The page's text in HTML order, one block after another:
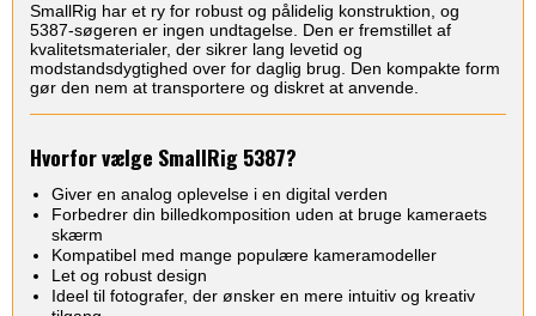
SmallRig har et ry for robust og pålidelig konstruktion, og
5387-søgeren er ingen undtagelse. Den er fremstillet af
kvalitetsmaterialer, der sikrer lang levetid og
modstandsdygtighed over for daglig brug. Den kompakte form
gør den nem at transportere og diskret at anvende.
Hvorfor vælge SmallRig 5387?
Giver en analog oplevelse i en digital verden
Forbedrer din billedkomposition uden at bruge kameraets
skærm
Kompatibel med mange populære kameramodeller
Let og robust design
Ideel til fotografer, der ønsker en mere intuitiv og kreativ